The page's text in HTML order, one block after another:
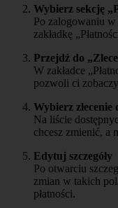
Wybierz sekcję
Po zalogowaniu
zakładkę
Przejdź do
W zakładce
pozwoli ci
Wybierz zlecenie
Na liście
chcesz zmienić, a
Edytuj szczegóły
Po otwarciu
zmian w takich
płatności.